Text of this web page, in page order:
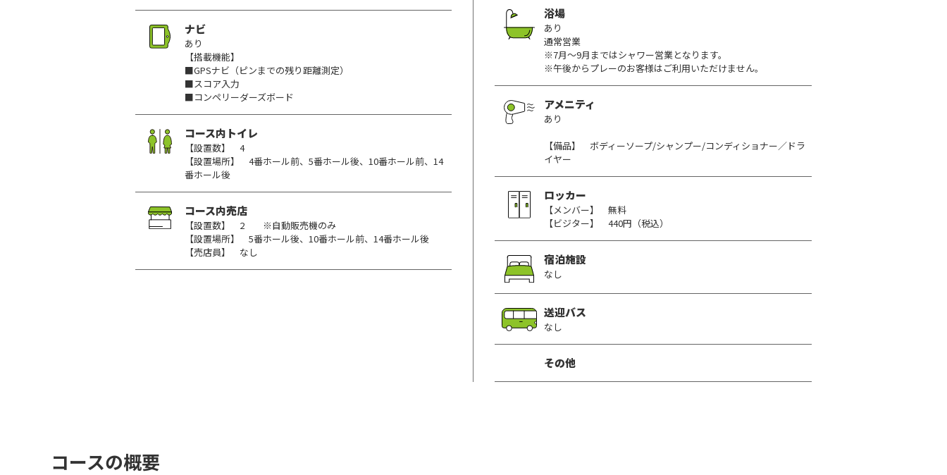
ナビ
あり
【搭載機能】
■GPSナビ（ピンまでの残り距離測定）
■スコア入力
■コンペリーダーズボード
コース内トイレ
【設置数】 4
【設置場所】 4番ホール前、5番ホール後、10番ホール前、14
番ホール後
コース内売店
【設置数】 2 ※自動販売機のみ
【設置場所】 5番ホール後、10番ホール前、14番ホール後
【売店員】 なし
浴場
あり
通常営業
※7月～9月まではシャワー営業となります。
※午後からプレーのお客様はご利用いただけません。
アメニティ
あり
【備品】 ボディーソープ/シャンプー/コンディショナー／ドラ
イヤー
ロッカー
【メンバー】 無料
【ビジター】 440円（税込）
宿泊施設
なし
送迎バス
なし
その他
コースの概要